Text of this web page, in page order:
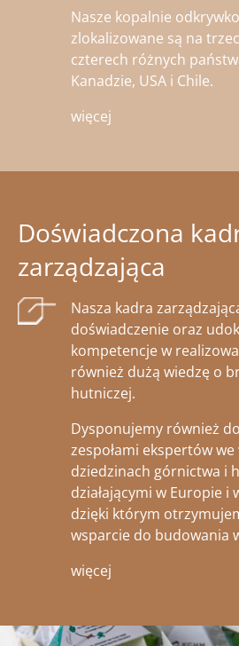
Nasze kopalnie
zlokalizowane są na
czterech różnych
Kanadzie, USA i Chile.
więcej
Doświadczona
zarządzająca
Nasza kadra
doświadczenie oraz
kompetencje w
również dużą wiedzę o
hutniczej.
Dysponujemy również
zespołami ekspertów
dziedzinach górnictwa i
działającymi w Europie i
dzięki którym
wsparcie do budowania
więcej
Obraz